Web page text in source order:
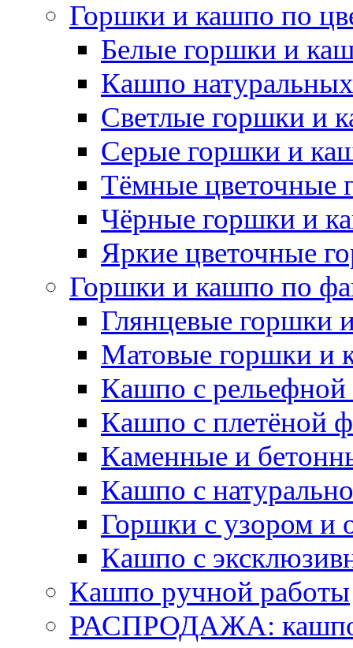
Горшки и кашпо по
Белые горшки и
Кашпо
Светлые горшки и
Серые горшки и
Тёмные цветочные
Чёрные горшки и
Яркие цветочные
Горшки и кашпо по
Глянцевые горшки
Матовые горшки и
Кашпо с рельефной
Кашпо с плетёной
Каменные и
Кашпо с
Горшки с узором и
Кашпо с
Кашпо ручной работы
РАСПРОДАЖА: кашпо